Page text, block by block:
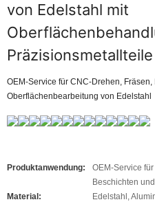
von Edelstahl mit
Präzisionsmetallteile
OEM-Service für CNC-Drehen,
Oberflächenbearbeitung von Edelstahl
Produktanwendung:
OEM-Service
Beschichten
Material:
Edelstahl,